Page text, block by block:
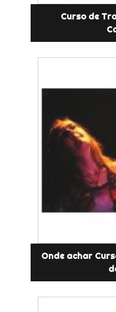
Curso de
Onde achar